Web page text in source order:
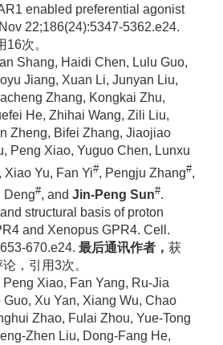
enabled preferential agonist
22;186(24):5347-5362.e24.
16次。
Shang, Haidi Chen, Lulu Guo,
Jiang, Xuan Li, Junyan Liu,
Zhang, Kongkai Zhu,
He, Zhihai Wang, Zili Liu,
Zheng, Bifei Zhang, Jiaojiao
Peng Xiao, Yuguo Chen, Lunxu
Xiao Yu, Fan Yi#, Pengju Zhang#,
Deng#, and Jin-Peng Sun#.
structural basis of proton
and Xenopus GPR4. Cell.
670.e24. 最后通讯作者， 获
，引用3次。
Peng Xiao, Fan Yang, Ru-Jia
Xu Yan, Xiang Wu, Chao
Zhao, Fulai Zhou, Yue-Tong
Zhen Liu, Dong-Fang He,